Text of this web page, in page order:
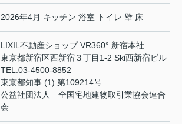
2026年4月 キッチン 浴室 トイレ 壁 床
LIXIL不動産ショップ VR360° 新宿本社
東京都新宿区西新宿３丁目1-2 Ski西新宿ビル
TEL:03-4500-8852
東京都知事 (1) 第109214号
公益社団法人 全国宅地建物取引業協会連合
会